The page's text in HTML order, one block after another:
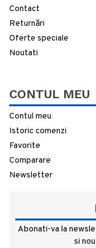
Contact
Returnări
Oferte speciale
Noutati
CONTUL MEU
Contul meu
Istoric comenzi
Favorite
Comparare
Newsletter
Abonati-va la
si